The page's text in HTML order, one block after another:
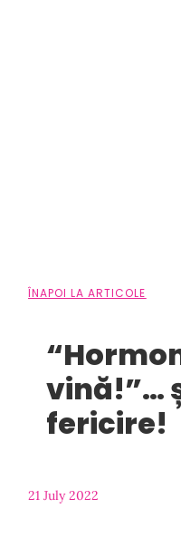
ÎNAPOI LA ARTICOLE
vină!”…
fericire!
21 July 2022